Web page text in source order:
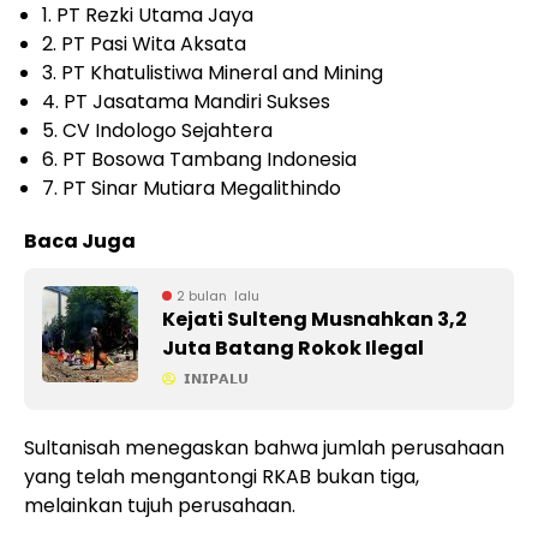
1. PT Rezki Utama Jaya
2. PT Pasi Wita Aksata
3. PT Khatulistiwa Mineral and Mining
4. PT Jasatama Mandiri Sukses
5. CV Indologo Sejahtera
6. PT Bosowa Tambang Indonesia
7. PT Sinar Mutiara Megalithindo
Baca Juga
2 bulan lalu
Kejati Sulteng Musnahkan 3,2
Juta Batang Rokok Ilegal
𝗜𝗡𝗜𝗣𝗔𝗟𝗨
Sultanisah menegaskan bahwa jumlah perusahaan
yang telah mengantongi RKAB bukan tiga,
melainkan tujuh perusahaan.